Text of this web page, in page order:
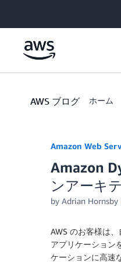
AWS ブログ ホーム
Amazon Web
Amazon
ンアーキ
by Adrian Hornsby
AWS のお客様は
アプリケーション
ケーションに高速